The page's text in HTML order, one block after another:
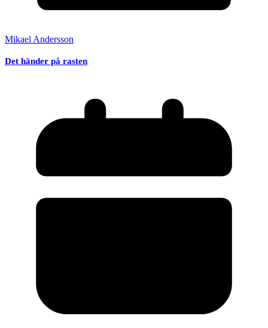
Mikael Andersson
Det händer på rasten